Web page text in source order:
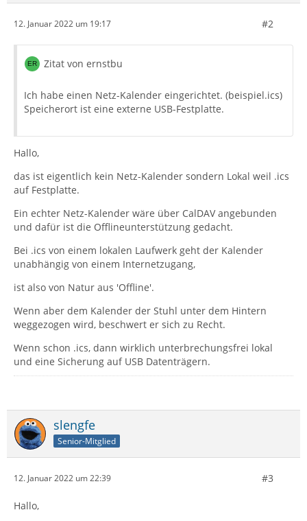
12. Januar 2022 um 19:17 #2
Zitat von ernstbu
Ich habe einen Netz-Kalender eingerichtet. (beispiel.ics)
Speicherort ist eine externe USB-Festplatte.
Hallo,
das ist eigentlich kein Netz-Kalender sondern Lokal weil .ics
auf Festplatte.
Ein echter Netz-Kalender wäre über CalDAV angebunden
und dafür ist die Offlineunterstützung gedacht.
Bei .ics von einem lokalen Laufwerk geht der Kalender
unabhängig von einem Internetzugang,
ist also von Natur aus 'Offline'.
Wenn aber dem Kalender der Stuhl unter dem Hintern
weggezogen wird, beschwert er sich zu Recht.
Wenn schon .ics, dann wirklich unterbrechungsfrei lokal
und eine Sicherung auf USB Datenträgern.
slengfe
Senior-Mitglied
12. Januar 2022 um 22:39 #3
Hallo,